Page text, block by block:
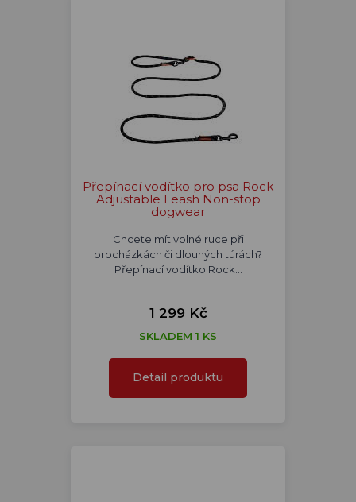
Přepínací vodítko pro psa Rock
Adjustable Leash Non-stop
dogwear
Chcete mít volné ruce při
procházkách či dlouhých túrách?
Přepínací vodítko Rock…
1 299 Kč
SKLADEM 1 KS
Detail produktu